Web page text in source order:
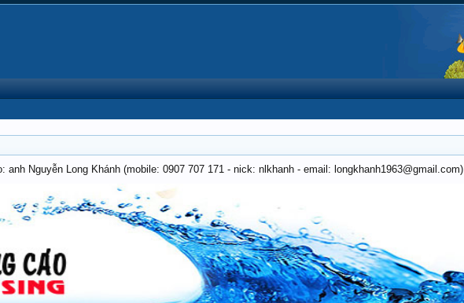
anh Nguyễn Long Khánh (mobile: 0907 707 171 - nick: nlkhanh - email: longkhanh1963@gmail.com)